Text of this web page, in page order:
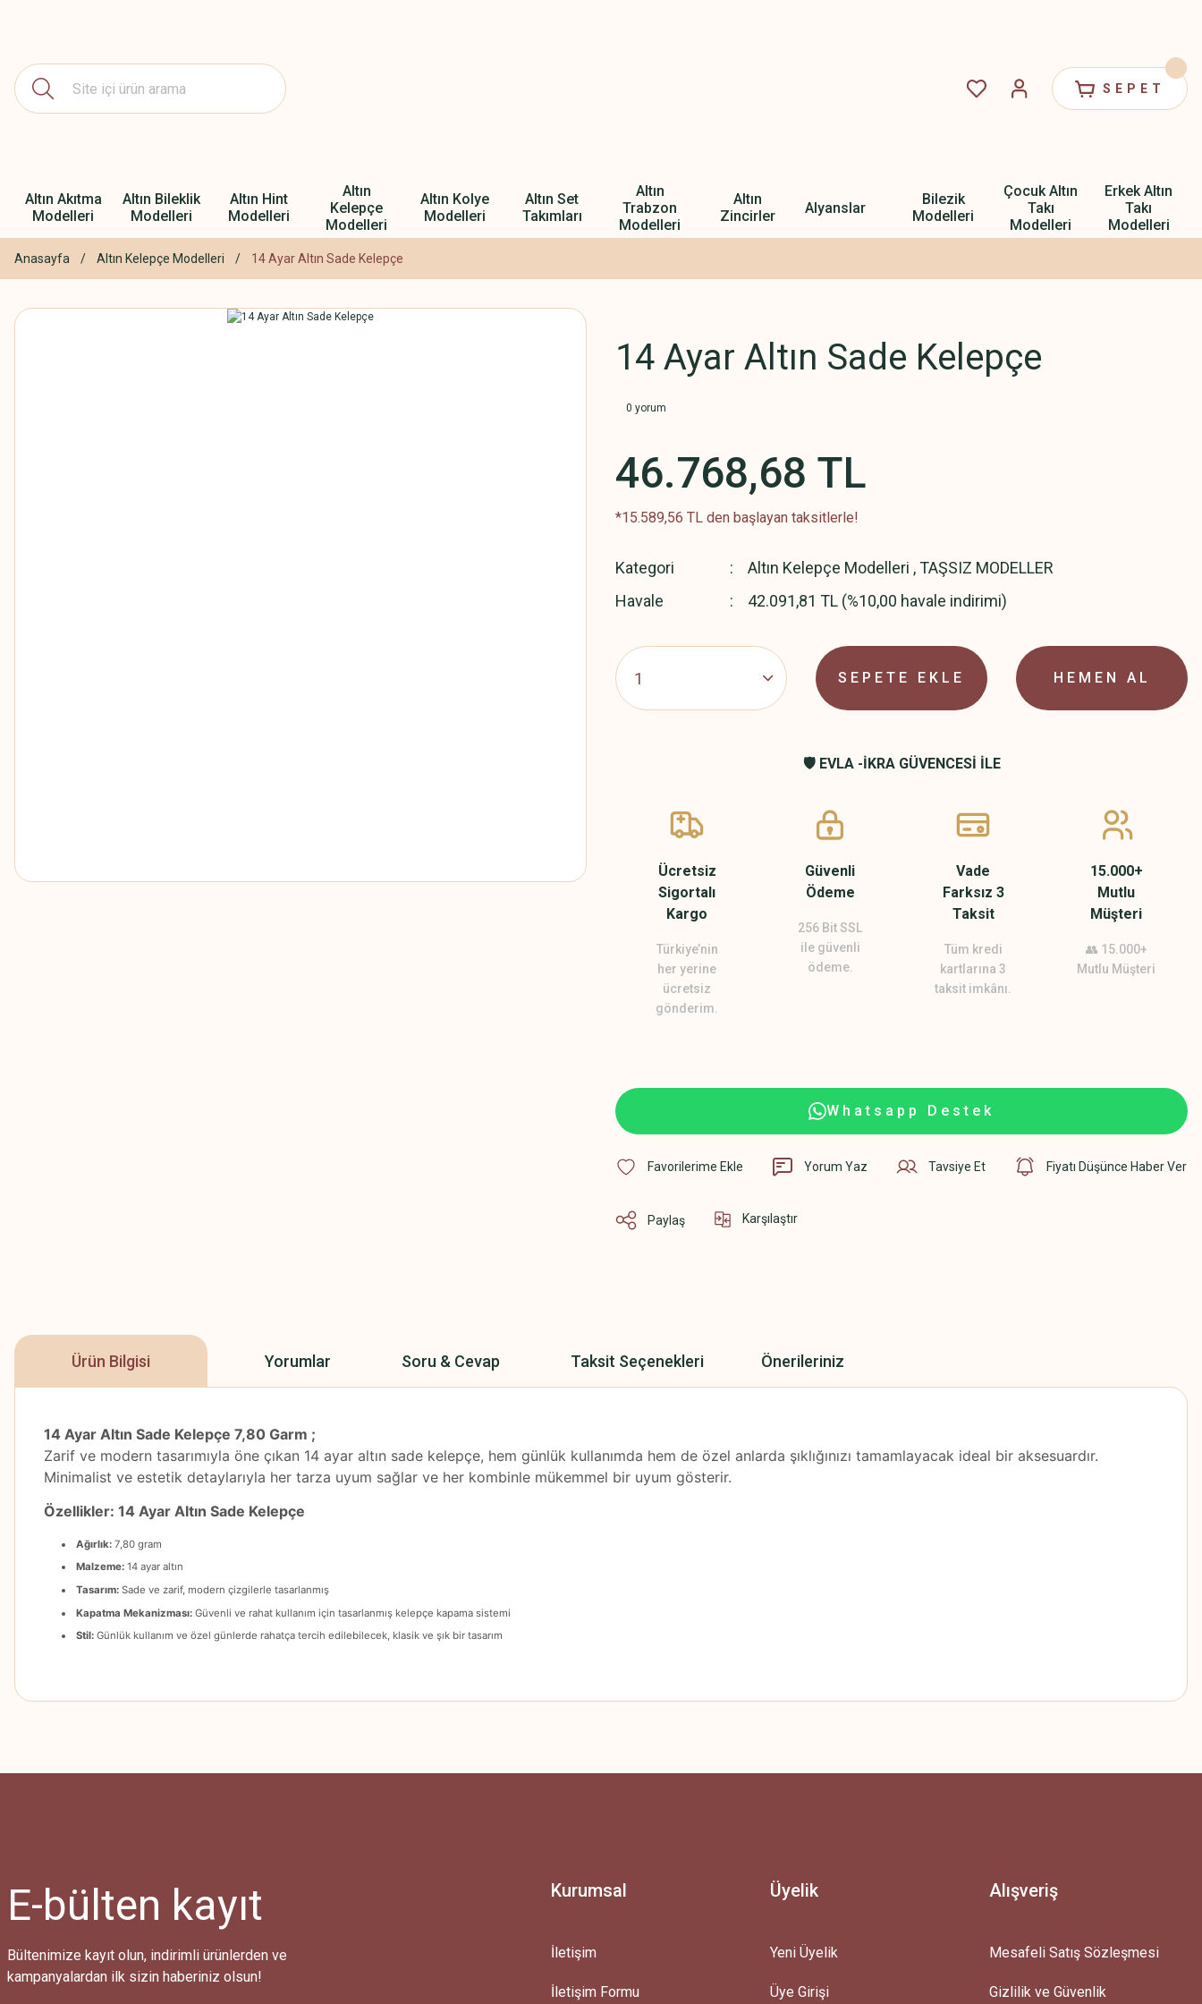
SEPET
Altın Akıtma
Modelleri
Altın Bileklik
Modelleri
Altın Hint
Modelleri
Altın
Kelepçe
Modelleri
Altın Kolye
Modelleri
Altın Set
Takımları
Altın
Trabzon
Modelleri
Altın
Zincirler
Alyanslar
Bilezik
Modelleri
Çocuk Altın
Takı
Modelleri
Erkek Altın
Takı
Modelleri
Anasayfa Altın Kelepçe Modelleri 14 Ayar Altın Sade Kelepçe
14 Ayar Altın Sade Kelepçe
0 yorum
46.768,68 TL
*15.589,56 TL den başlayan taksitlerle!
Kategori Altın Kelepçe Modelleri ,TAŞSIZ MODELLER
Havale
42.091,81 TL (%10,00 havale indirimi)
SEPETE EKLE HEMEN AL
🛡️ EVLA -İKRA GÜVENCESİ İLE
Ücretsiz
Sigortalı
Kargo
Türkiye’nin
her yerine
ücretsiz
gönderim.
Güvenli
Ödeme
256 Bit SSL
ile güvenli
ödeme.
Vade
Farksız 3
Taksit
Tüm kredi
kartlarına 3
taksit imkânı.
15.000+
Mutlu
Müşteri
👥 15.000+
Mutlu Müşteri
Whatsapp Destek
Yorum Yaz Tavsiye Et Fiyatı Düşünce Haber Ver
Paylaş Karşılaştır
Ürün Bilgisi Yorumlar Soru & Cevap Taksit Seçenekleri Önerileriniz
14 Ayar Altın Sade Kelepçe 7,80 Garm ;
Zarif ve modern tasarımıyla öne çıkan 14 ayar altın sade kelepçe, hem günlük kullanımda hem de özel anlarda şıklığınızı tamamlayacak ideal bir aksesuardır.
Minimalist ve estetik detaylarıyla her tarza uyum sağlar ve her kombinle mükemmel bir uyum gösterir.
Özellikler: 14 Ayar Altın Sade Kelepçe
Ağırlık: 7,80 gram
Malzeme: 14 ayar altın
Tasarım: Sade ve zarif, modern çizgilerle tasarlanmış
Kapatma Mekanizması: Güvenli ve rahat kullanım için tasarlanmış kelepçe kapama sistemi
Stil: Günlük kullanım ve özel günlerde rahatça tercih edilebilecek, klasik ve şık bir tasarım
Bu ürüne ilk yorumu siz yapın!
Ürün hakkında henüz soru sorulmamış.
Bu ürüne benzer farklı alternatifler olmalı.
E-bülten kayıt
Bültenimize kayıt olun, indirimli ürünlerden ve
kampanyalardan ilk sizin haberiniz olsun!
Kurumsal
İletişim
İletişim Formu
Üyelik
Yeni Üyelik
Üye Girişi
Alışveriş
Mesafeli Satış Sözleşmesi
Gizlilik ve Güvenlik